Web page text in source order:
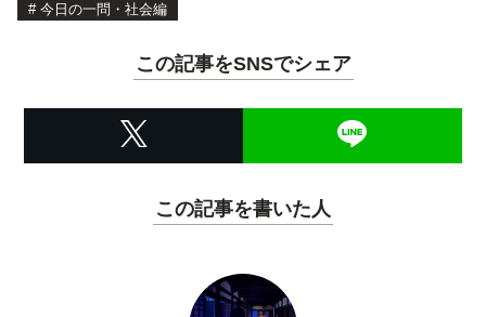
# 今日の一問・社会編
この記事をSNSでシェア
この記事を書いた人